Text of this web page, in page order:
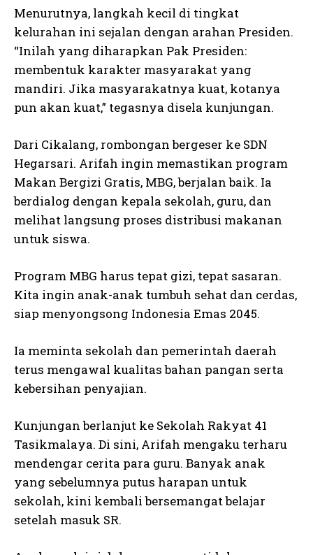
Menurutnya, langkah kecil di tingkat
kelurahan ini sejalan dengan arahan Presiden.
“Inilah yang diharapkan Pak Presiden:
membentuk karakter masyarakat yang
mandiri. Jika masyarakatnya kuat, kotanya
pun akan kuat,” tegasnya disela kunjungan.
Dari Cikalang, rombongan bergeser ke SDN
Hegarsari. Arifah ingin memastikan program
Makan Bergizi Gratis, MBG, berjalan baik. Ia
berdialog dengan kepala sekolah, guru, dan
melihat langsung proses distribusi makanan
untuk siswa.
Program MBG harus tepat gizi, tepat sasaran.
Kita ingin anak-anak tumbuh sehat dan cerdas,
siap menyongsong Indonesia Emas 2045.
Ia meminta sekolah dan pemerintah daerah
terus mengawal kualitas bahan pangan serta
kebersihan penyajian.
Kunjungan berlanjut ke Sekolah Rakyat 41
Tasikmalaya. Di sini, Arifah mengaku terharu
mendengar cerita para guru. Banyak anak
yang sebelumnya putus harapan untuk
sekolah, kini kembali bersemangat belajar
setelah masuk SR.